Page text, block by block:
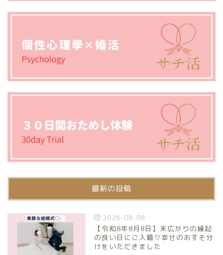
最新の投稿
2026-08-08
【令和8年8月8日】末広がりの縁起
の良い日にご入籍♡幸せのおすそ分
けをいただきました